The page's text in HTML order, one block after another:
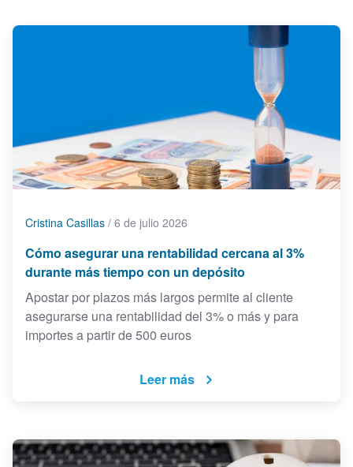
Cristina Casillas / 6 de julio 2026
Cómo asegurar una rentabilidad cercana al 3%
durante más tiempo con un depósito
Apostar por plazos más largos permite al cliente
asegurarse una rentabilidad del 3% o más y para
importes a partir de 500 euros
Leer más